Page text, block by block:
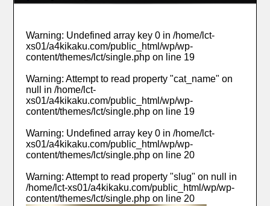
Warning: Undefined array key 0 in/home/lct-
xs01/a4kikaku.com/public_html/wp/wp-
content/themes/lct/single.php on line 19
Warning: Attempt to read property "cat_name" on
null in/home/lct-
xs01/a4kikaku.com/public_html/wp/wp-
content/themes/lct/single.php on line 19
Warning: Undefined array key 0 in/home/lct-
xs01/a4kikaku.com/public_html/wp/wp-
content/themes/lct/single.php on line 20
Warning: Attempt to read property "slug" on null in
/home/lct-xs01/a4kikaku.com/public_html/wp/wp-
content/themes/lct/single.php on line 20